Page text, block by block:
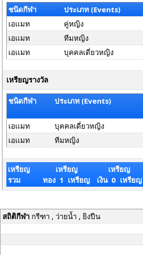
ชนิดกีฬา
ประเภท (Events)
เอเเมท
คู่หญิง
เอเเมท
ทีมหญิง
เอเเมท
บุคคลเดี่ยวหญิง
เหรียญรางวัล
ชนิดกีฬา ประเภท (Events)
เอเเมท บุคคลเดี่ยวหญิง
เอเเมท
ทีมหญิง
เหรียญ
รวม
เหรียญ
ทอง 1 เหรียญ
เหรียญ
เงิน 0 เหรียญ
สถิติกีฬากรีฑา , ว่ายน้ำ , ยิงปืน